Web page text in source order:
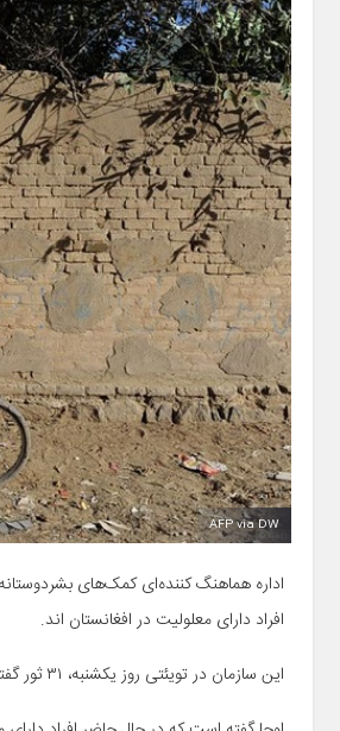
AFP via DW
اداره هماهنگ کننده‌ای کمک‌های
افراد دارای معلولیت در افغانستان اند.
این سازمان در تویئتی روز یکشنبه، ۳۱ ثور گفته است که در سال جاری میلادی حدود ۲.۴ میلیون تن در افغانستان با معلولیت زندگی می‌کنند.